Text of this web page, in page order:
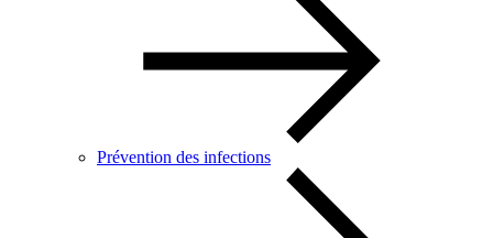
Prévention des infections